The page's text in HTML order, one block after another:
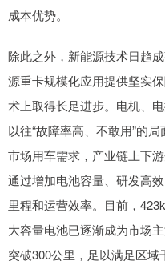
成本优势。
除此之外，新能源技术日趋
源重卡规模化应用提供坚实
术上取得长足进步。电机、
以往“故障率高、不敢用”的
市场用车需求，产业链上下
通过增加电池容量、研发高
里程和运营效率。目前，
大容量电池已逐渐成为市场
突破300公里，足以满足区